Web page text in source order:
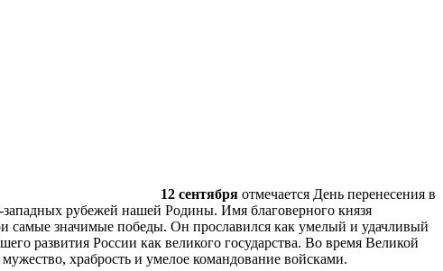
12 сентября отмечается День перенесения в
рубежей нашей Родины. Имя благоверного князя
самые значимые победы. Он прославился как умелый и удачливый
развития России как великого государства. Во время Великой
храбрость и умелое командование войсками.